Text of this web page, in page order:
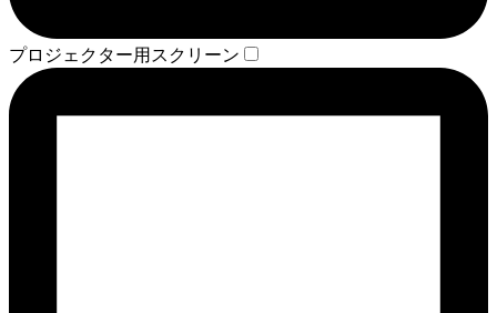
プロジェクター用スクリーン